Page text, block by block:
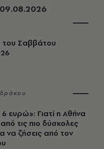
του Σαββάτου
ευρώ»: Γιατί η Αθήνα
από τις πιο δύσκολες
να ζήσεις από τον